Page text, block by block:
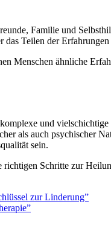
Familie und
Teilen der
Menschen ähnliche
und
als auch psychischer
sein.
Schritte zur
zur Linderung”